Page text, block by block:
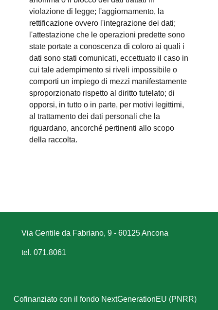
violazione di legge; l'aggiornamento, la
rettificazione ovvero l'integrazione dei dati;
l'attestazione che le operazioni predette sono
state portate a conoscenza di coloro ai quali i
dati sono stati comunicati, eccettuato il caso in
cui tale adempimento si riveli impossibile o
comporti un impiego di mezzi manifestamente
sproporzionato rispetto al diritto tutelato; di
opporsi, in tutto o in parte, per motivi legittimi,
al trattamento dei dati personali che la
riguardano, ancorché pertinenti allo scopo
della raccolta.
Via Gentile da Fabriano, 9 - 60125 Ancona
tel. 071.8061
Cofinanziato con il fondo NextGenerationEU (PNRR)